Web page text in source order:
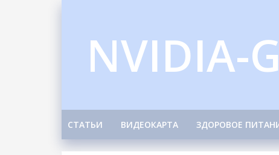
NVIDIA-
СТАТЬИ ВИДЕОКАРТА ЗДОРОВОЕ